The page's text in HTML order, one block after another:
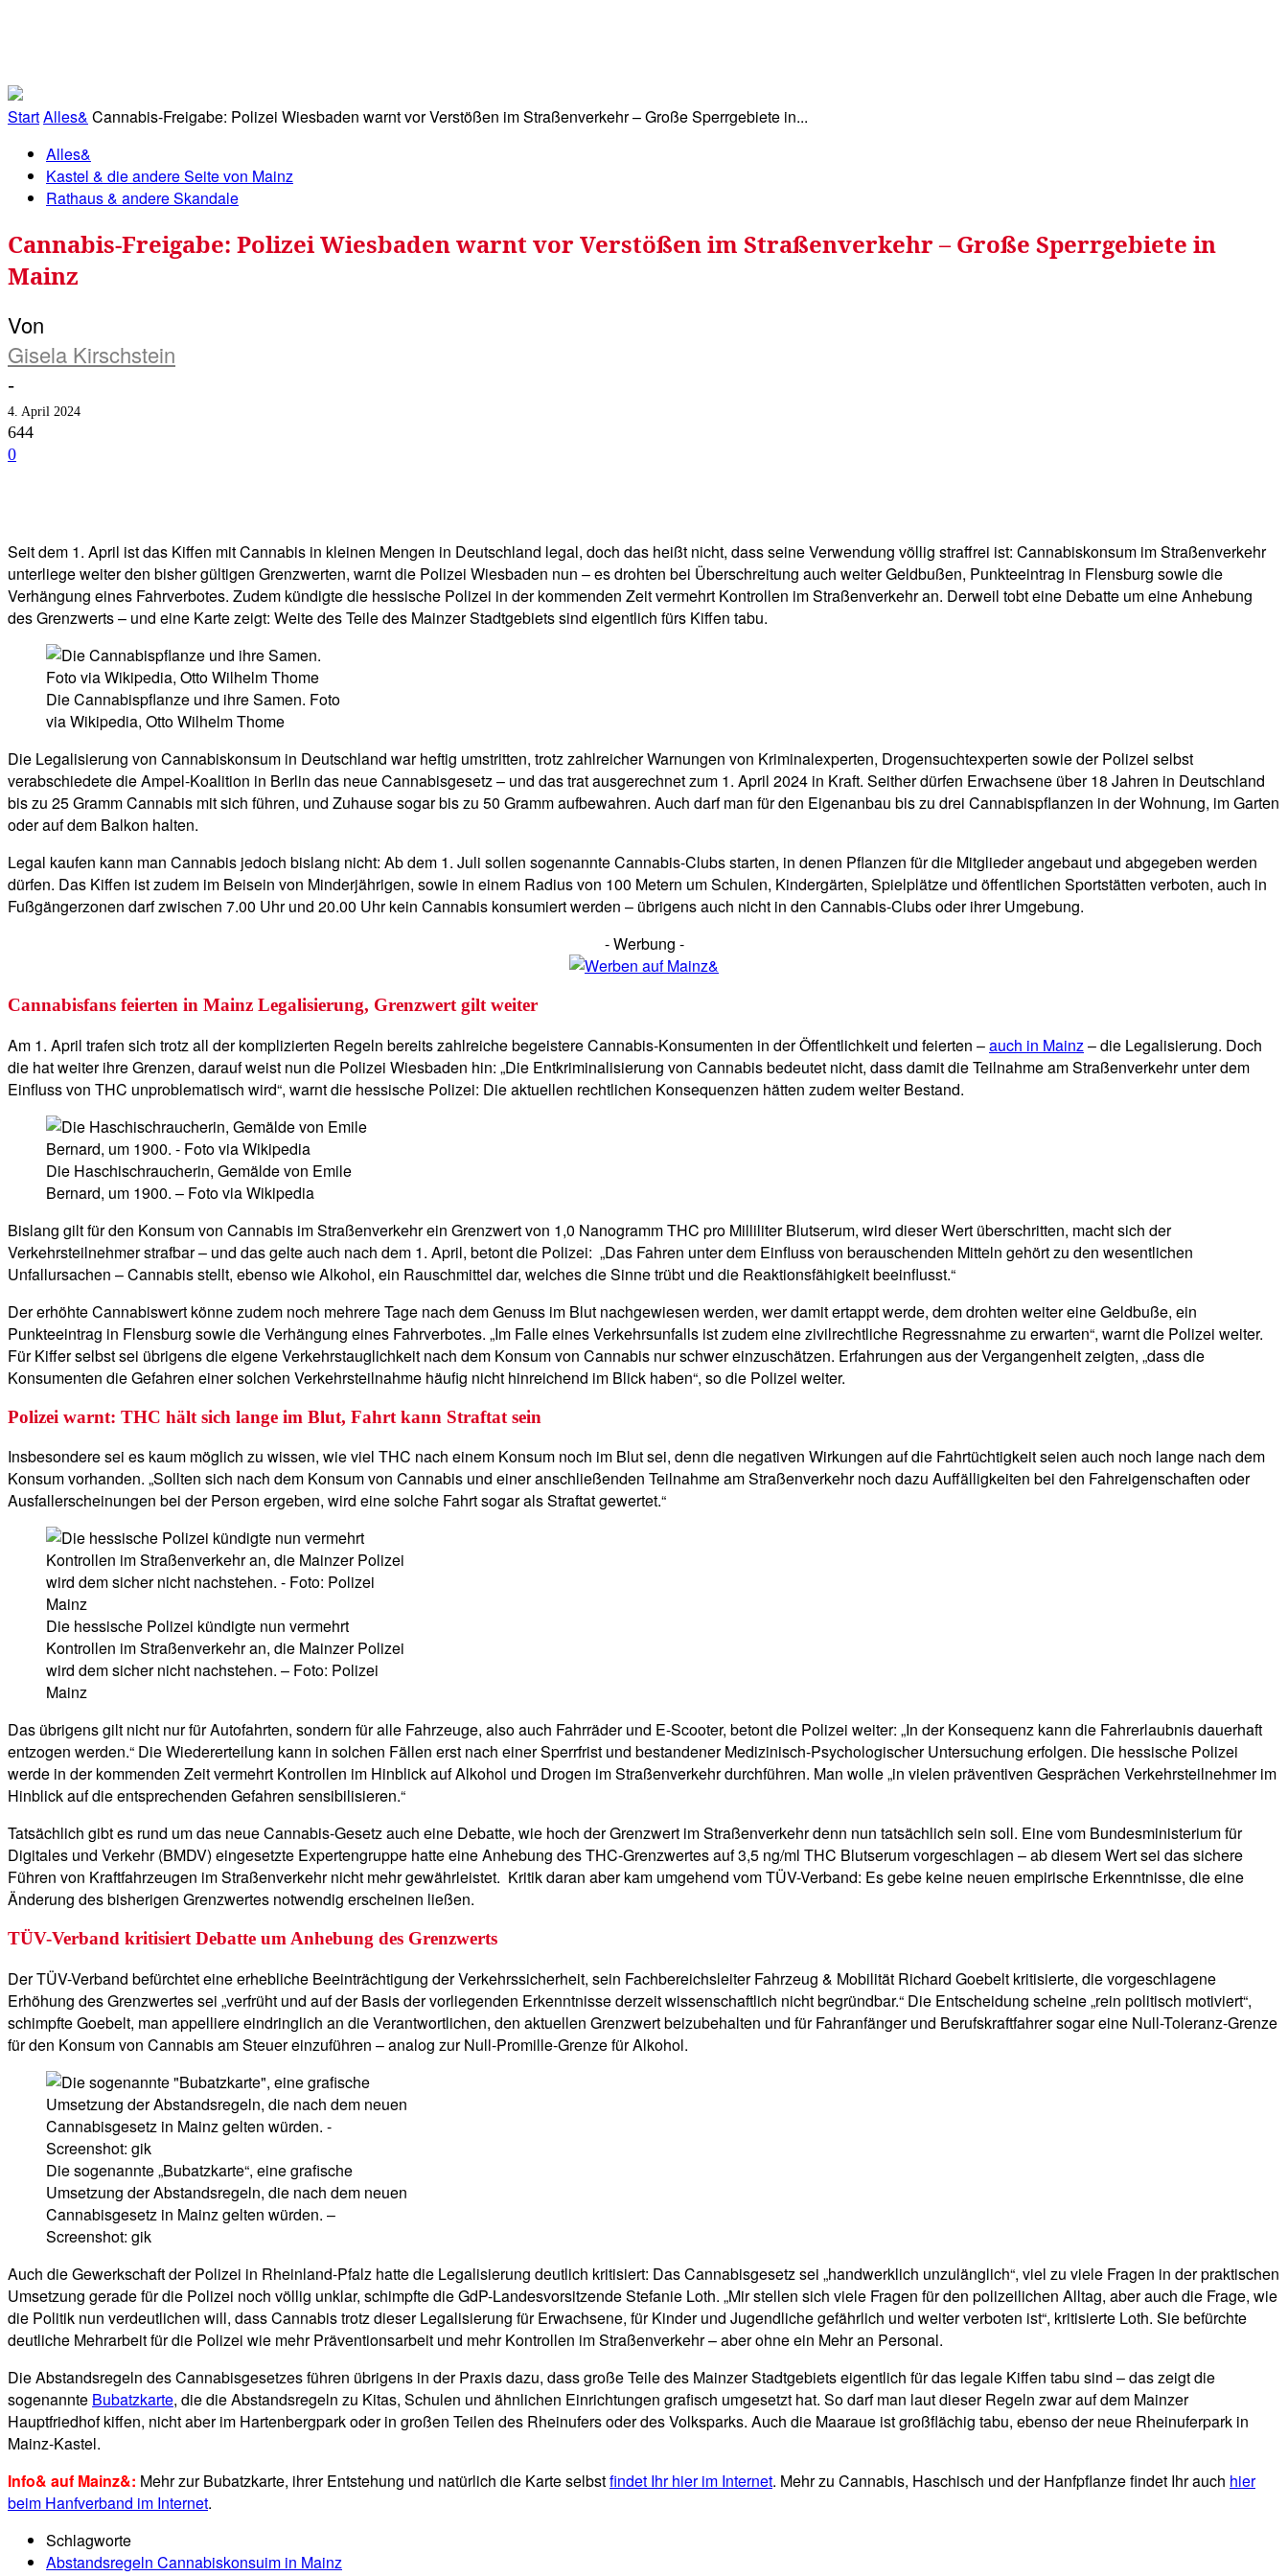
StartAlles& Cannabis-Freigabe: Polizei Wiesbaden warnt vor Verstößen im Straßenverkehr – Große Sperrgebiete in...
Alles&
Kastel & die andere Seite von Mainz
Rathaus & andere Skandale
Cannabis-Freigabe: Polizei Wiesbaden warnt vor Verstößen im Straßenverkehr – Große Sperrgebiete in
Mainz
Von
Gisela Kirschstein
-
4. April 2024
644
0
Seit dem 1. April ist das Kiffen mit Cannabis in kleinen Mengen in Deutschland legal, doch das heißt nicht, dass seine Verwendung völlig straffrei ist: Cannabiskonsum im Straßenverkehr
unterliege weiter den bisher gültigen Grenzwerten, warnt die Polizei Wiesbaden nun – es drohten bei Überschreitung auch weiter Geldbußen, Punkteeintrag in Flensburg sowie die
Verhängung eines Fahrverbotes. Zudem kündigte die hessische Polizei in der kommenden Zeit vermehrt Kontrollen im Straßenverkehr an. Derweil tobt eine Debatte um eine Anhebung
des Grenzwerts – und eine Karte zeigt: Weite des Teile des Mainzer Stadtgebiets sind eigentlich fürs Kiffen tabu.
Die Cannabispflanze und ihre Samen. Foto
via Wikipedia, Otto Wilhelm Thome
Die Legalisierung von Cannabiskonsum in Deutschland war heftig umstritten, trotz zahlreicher Warnungen von Kriminalexperten, Drogensuchtexperten sowie der Polizei selbst
verabschiedete die Ampel-Koalition in Berlin das neue Cannabisgesetz – und das trat ausgerechnet zum 1. April 2024 in Kraft. Seither dürfen Erwachsene über 18 Jahren in Deutschland
bis zu 25 Gramm Cannabis mit sich führen, und Zuhause sogar bis zu 50 Gramm aufbewahren. Auch darf man für den Eigenanbau bis zu drei Cannabispflanzen in der Wohnung, im Garten
oder auf dem Balkon halten.
Legal kaufen kann man Cannabis jedoch bislang nicht: Ab dem 1. Juli sollen sogenannte Cannabis-Clubs starten, in denen Pflanzen für die Mitglieder angebaut und abgegeben werden
dürfen. Das Kiffen ist zudem im Beisein von Minderjährigen, sowie in einem Radius von 100 Metern um Schulen, Kindergärten, Spielplätze und öffentlichen Sportstätten verboten, auch in
Fußgängerzonen darf zwischen 7.00 Uhr und 20.00 Uhr kein Cannabis konsumiert werden – übrigens auch nicht in den Cannabis-Clubs oder ihrer Umgebung.
- Werbung -
Cannabisfans feierten in Mainz Legalisierung, Grenzwert gilt weiter
Am 1. April trafen sich trotz all der komplizierten Regeln bereits zahlreiche begeistere Cannabis-Konsumenten in der Öffentlichkeit und feierten –auch in Mainz– die Legalisierung. Doch
die hat weiter ihre Grenzen, darauf weist nun die Polizei Wiesbaden hin: „Die Entkriminalisierung von Cannabis bedeutet nicht, dass damit die Teilnahme am Straßenverkehr unter dem
Einfluss von THC unproblematisch wird“, warnt die hessische Polizei: Die aktuellen rechtlichen Konsequenzen hätten zudem weiter Bestand.
Die Haschischraucherin, Gemälde von Emile
Bernard, um 1900. – Foto via Wikipedia
Bislang gilt für den Konsum von Cannabis im Straßenverkehr ein Grenzwert von 1,0 Nanogramm THC pro Milliliter Blutserum, wird dieser Wert überschritten, macht sich der
Verkehrsteilnehmer strafbar – und das gelte auch nach dem 1. April, betont die Polizei: „Das Fahren unter dem Einfluss von berauschenden Mitteln gehört zu den wesentlichen
Unfallursachen – Cannabis stellt, ebenso wie Alkohol, ein Rauschmittel dar, welches die Sinne trübt und die Reaktionsfähigkeit beeinflusst.“
Der erhöhte Cannabiswert könne zudem noch mehrere Tage nach dem Genuss im Blut nachgewiesen werden, wer damit ertappt werde, dem drohten weiter eine Geldbuße, ein
Punkteeintrag in Flensburg sowie die Verhängung eines Fahrverbotes. „Im Falle eines Verkehrsunfalls ist zudem eine zivilrechtliche Regressnahme zu erwarten“, warnt die Polizei weiter.
Für Kiffer selbst sei übrigens die eigene Verkehrstauglichkeit nach dem Konsum von Cannabis nur schwer einzuschätzen. Erfahrungen aus der Vergangenheit zeigten, „dass die
Konsumenten die Gefahren einer solchen Verkehrsteilnahme häufig nicht hinreichend im Blick haben“, so die Polizei weiter.
Polizei warnt: THC hält sich lange im Blut, Fahrt kann Straftat sein
Insbesondere sei es kaum möglich zu wissen, wie viel THC nach einem Konsum noch im Blut sei, denn die negativen Wirkungen auf die Fahrtüchtigkeit seien auch noch lange nach dem
Konsum vorhanden. „Sollten sich nach dem Konsum von Cannabis und einer anschließenden Teilnahme am Straßenverkehr noch dazu Auffälligkeiten bei den Fahreigenschaften oder
Ausfallerscheinungen bei der Person ergeben, wird eine solche Fahrt sogar als Straftat gewertet.“
Die hessische Polizei kündigte nun vermehrt
Kontrollen im Straßenverkehr an, die Mainzer Polizei
wird dem sicher nicht nachstehen. – Foto: Polizei
Mainz
Das übrigens gilt nicht nur für Autofahrten, sondern für alle Fahrzeuge, also auch Fahrräder und E-Scooter, betont die Polizei weiter: „In der Konsequenz kann die Fahrerlaubnis dauerhaft
entzogen werden.“ Die Wiedererteilung kann in solchen Fällen erst nach einer Sperrfrist und bestandener Medizinisch-Psychologischer Untersuchung erfolgen. Die hessische Polizei
werde in der kommenden Zeit vermehrt Kontrollen im Hinblick auf Alkohol und Drogen im Straßenverkehr durchführen. Man wolle „in vielen präventiven Gesprächen Verkehrsteilnehmer im
Hinblick auf die entsprechenden Gefahren sensibilisieren.“
Tatsächlich gibt es rund um das neue Cannabis-Gesetz auch eine Debatte, wie hoch der Grenzwert im Straßenverkehr denn nun tatsächlich sein soll. Eine vom Bundesministerium für
Digitales und Verkehr (BMDV) eingesetzte Expertengruppe hatte eine Anhebung des THC-Grenzwertes auf 3,5 ng/ml THC Blutserum vorgeschlagen – ab diesem Wert sei das sichere
Führen von Kraftfahrzeugen im Straßenverkehr nicht mehr gewährleistet. Kritik daran aber kam umgehend vom TÜV-Verband: Es gebe keine neuen empirische Erkenntnisse, die eine
Änderung des bisherigen Grenzwertes notwendig erscheinen ließen.
TÜV-Verband kritisiert Debatte um Anhebung des Grenzwerts
Der TÜV-Verband befürchtet eine erhebliche Beeinträchtigung der Verkehrssicherheit, sein Fachbereichsleiter Fahrzeug & Mobilität Richard Goebelt kritisierte, die vorgeschlagene
Erhöhung des Grenzwertes sei „verfrüht und auf der Basis der vorliegenden Erkenntnisse derzeit wissenschaftlich nicht begründbar.“ Die Entscheidung scheine „rein politisch motiviert“,
schimpfte Goebelt, man appelliere eindringlich an die Verantwortlichen, den aktuellen Grenzwert beizubehalten und für Fahranfänger und Berufskraftfahrer sogar eine Null-Toleranz-Grenze
für den Konsum von Cannabis am Steuer einzuführen – analog zur Null-Promille-Grenze für Alkohol.
Die sogenannte „Bubatzkarte“, eine grafische
Umsetzung der Abstandsregeln, die nach dem neuen
Cannabisgesetz in Mainz gelten würden. –
Screenshot: gik
Auch die Gewerkschaft der Polizei in Rheinland-Pfalz hatte die Legalisierung deutlich kritisiert: Das Cannabisgesetz sei „handwerklich unzulänglich“, viel zu viele Fragen in der praktischen
Umsetzung gerade für die Polizei noch völlig unklar, schimpfte die GdP-Landesvorsitzende Stefanie Loth. „Mir stellen sich viele Fragen für den polizeilichen Alltag, aber auch die Frage, wie
die Politik nun verdeutlichen will, dass Cannabis trotz dieser Legalisierung für Erwachsene, für Kinder und Jugendliche gefährlich und weiter verboten ist“, kritisierte Loth. Sie befürchte
deutliche Mehrarbeit für die Polizei wie mehr Präventionsarbeit und mehr Kontrollen im Straßenverkehr – aber ohne ein Mehr an Personal.
Die Abstandsregeln des Cannabisgesetzes führen übrigens in der Praxis dazu, dass große Teile des Mainzer Stadtgebiets eigentlich für das legale Kiffen tabu sind – das zeigt die
sogenannte Bubatzkarte, die die Abstandsregeln zu Kitas, Schulen und ähnlichen Einrichtungen grafisch umgesetzt hat. So darf man laut dieser Regeln zwar auf dem Mainzer
Hauptfriedhof kiffen, nicht aber im Hartenbergpark oder in großen Teilen des Rheinufers oder des Volksparks. Auch die Maaraue ist großflächig tabu, ebenso der neue Rheinuferpark in
Mainz-Kastel.
Info& auf Mainz&: Mehr zur Bubatzkarte, ihrer Entstehung und natürlich die Karte selbstfindet Ihr hier im Internet. Mehr zu Cannabis, Haschisch und der Hanfpflanze findet Ihr auch hier
beim Hanfverband im Internet.
Schlagworte
Abstandsregeln Cannabiskonsuim in Mainz